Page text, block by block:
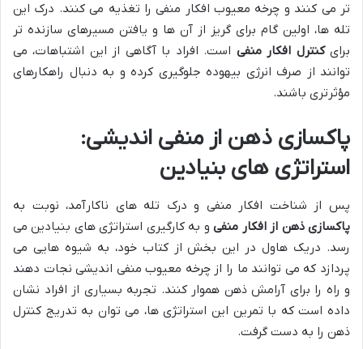
تر می کنند و چرخه معیوب افکار منفی را تغذیه می کنند. درک این
تله ها، اولین گام برای گریز از آن ها و یافتن مسیرهای سازنده تر
برایکنترل افکار منفی است. افراد با آگاهی از این اشتباهات، می
توانند از صرف انرژی بیهوده جلوگیری کرده و به دنبال راهکارهای
مؤثرتری باشند.
پاکسازی ذهن از منفی اندیشی:
استراتژی های بنیادین
پس از شناخت افکار منفی و درک تله های ناکارآمد، نوبت به
پاکسازی ذهن از افکار منفیو به کارگیری استراتژی های بنیادین می
رسد. دریک هاول در این بخش از کتاب خود، به شیوه هایی می
پردازد که می توانند ما را از چرخه معیوب منفی اندیشی نجات دهند
و راه را برای آرامش ذهن هموار کنند. تجربه بسیاری از افراد نشان
داده است که با تمرین این استراتژی ها، می توان به تدریج کنترل
ذهن را به دست گرفت.